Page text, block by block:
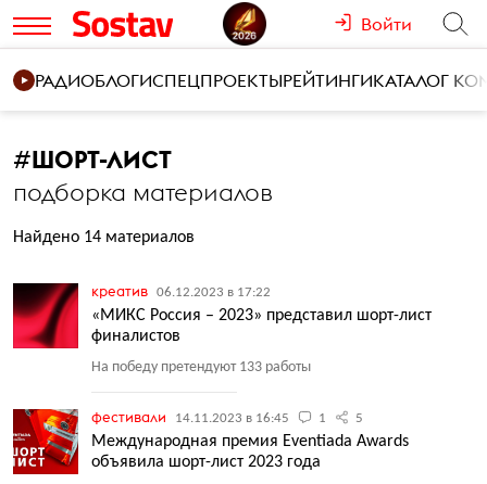
Войти
РАДИОБЛОГИСПЕЦПРОЕКТЫРЕЙТИНГИКАТАЛОГ
#ШОРТ-ЛИСТ
подборка материалов
Найдено 14 материалов
креатив 06.12.2023 в 17:22
«МИКС Россия – 2023» представил шорт-лист
финалистов
На победу претендуют 133 работы
фестивали 14.11.2023 в 16:45 1 5
Международная премия Eventiada Awards
объявила шорт-лист 2023 года